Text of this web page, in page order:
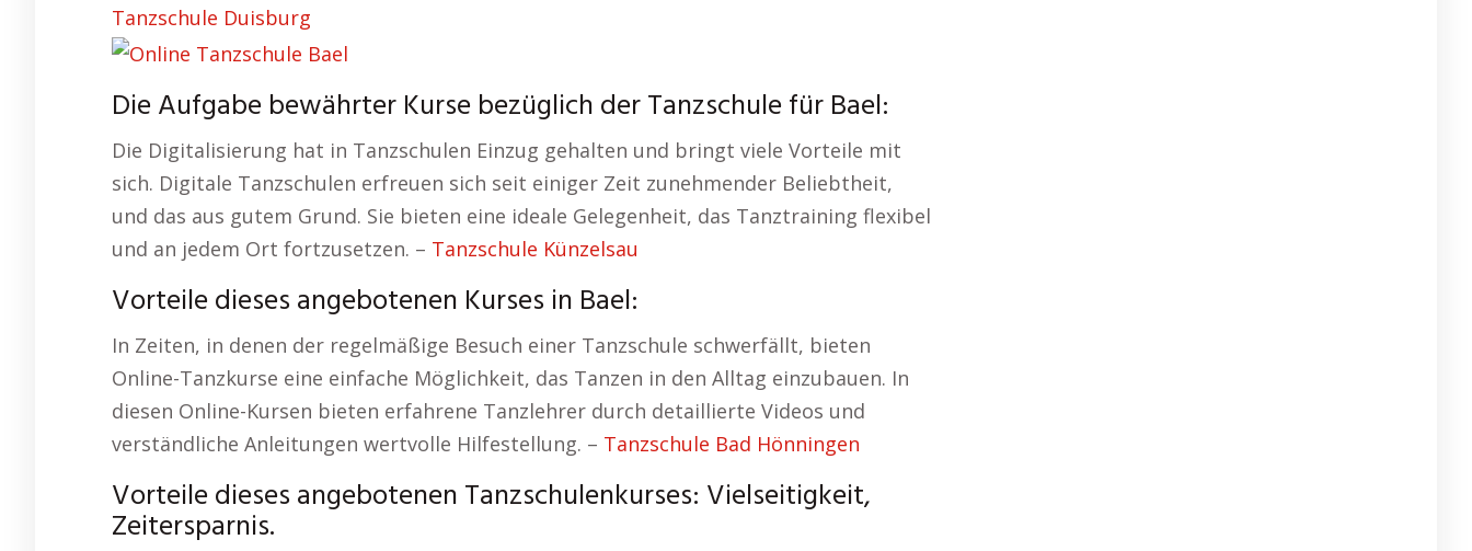
Tanzschule Duisburg
Die Aufgabe bewährter Kurse bezüglich der Tanzschule für Bael:
Die Digitalisierung hat in Tanzschulen Einzug gehalten und bringt viele Vorteile mit
sich. Digitale Tanzschulen erfreuen sich seit einiger Zeit zunehmender Beliebtheit,
und das aus gutem Grund. Sie bieten eine ideale Gelegenheit, das Tanztraining flexibel
und an jedem Ort fortzusetzen. – Tanzschule Künzelsau
Vorteile dieses angebotenen Kurses in Bael:
In Zeiten, in denen der regelmäßige Besuch einer Tanzschule schwerfällt, bieten
Online-Tanzkurse eine einfache Möglichkeit, das Tanzen in den Alltag einzubauen. In
diesen Online-Kursen bieten erfahrene Tanzlehrer durch detaillierte Videos und
verständliche Anleitungen wertvolle Hilfestellung. – Tanzschule Bad Hönningen
Vorteile dieses angebotenen Tanzschulenkurses: Vielseitigkeit,
Zeitersparnis.